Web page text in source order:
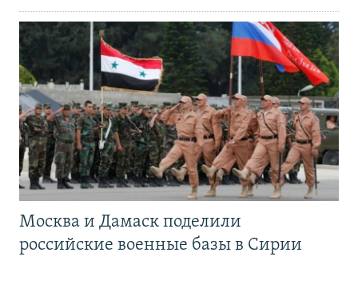
Москва и Дамаск поделили
российские военные базы в Сирии